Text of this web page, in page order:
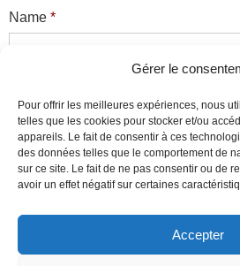
Gérer le
Pour offrir les meilleures expériences, nous
telles que les cookies pour stocker et/ou
appareils. Le fait de consentir à ces
des données telles que le comportement de
sur ce site. Le fait de ne pas consentir ou de
avoir un effet négatif sur certaines
Accepter
Name *
Website
Ce site utilise des cookies pour